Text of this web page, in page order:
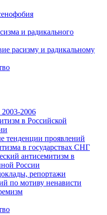
и радикального
расизму и радикальному
2006
в Российской
тенденции проявлений
в государствах СНГ
антисемитизм в
России
репортажи
по мотиву ненависти